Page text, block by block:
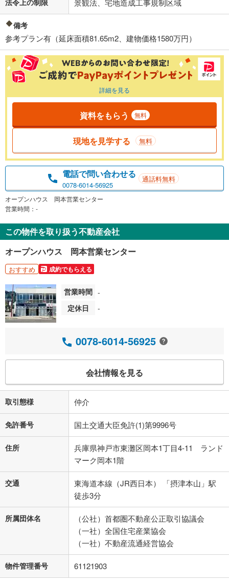
法令上の制限 景観法、宅地造成工事規制区域
備考
参考プラン有（延床面積81.65m2、建物価格1580万円）
詳細を見る
資料をもらう 無料
現地を見学する 無料
電話で問い合わせる
0078-6014-56925
通話料無料
オープンハウス 岡本営業センター
営業時間：-
この物件を取り扱う不動産会社
オープンハウス 岡本営業センター
おすすめ 成約でもらえる
営業時間 -
定休日
-
0078-6014-56925
会社情報を見る
取引態様 仲介
免許番号 国土交通大臣免許(1)第9996号
住所
兵庫県神戸市東灘区岡本1丁目4-11 ランド
マーク岡本1階
交通
東海道本線（JR西日本） 「摂津本山」駅
徒歩3分
所属団体名
（公社）首都圏不動産公正取引協議会
（一社）全国住宅産業協会
（一社）不動産流通経営協会
物件管理番号 61121903